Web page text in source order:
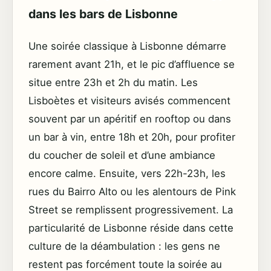
dans les bars de Lisbonne
Une soirée classique à Lisbonne démarre
rarement avant 21h, et le pic d’affluence se
situe entre 23h et 2h du matin. Les
Lisboètes et visiteurs avisés commencent
souvent par un apéritif en rooftop ou dans
un bar à vin, entre 18h et 20h, pour profiter
du coucher de soleil et d’une ambiance
encore calme. Ensuite, vers 22h-23h, les
rues du Bairro Alto ou les alentours de Pink
Street se remplissent progressivement. La
particularité de Lisbonne réside dans cette
culture de la déambulation : les gens ne
restent pas forcément toute la soirée au